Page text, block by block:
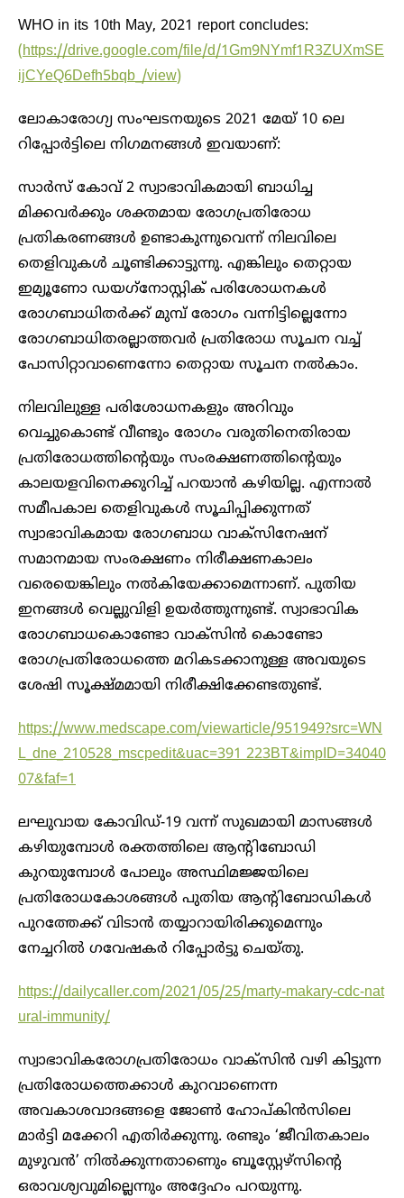
WHO in its 10th May, 2021 report concludes:
(https://drive.google.com/file/d/1Gm9NYmf1R3ZUXmSE
ijCYeQ6Defh5bqb_/view)
ലോകാരോഗ്യ സംഘടനയുടെ 2021 മേയ് 10 ലെ
റിപ്പോര്‍ട്ടിലെ നിഗമനങ്ങള്‍ ഇവയാണ്:
സാര്‍സ് കോവ് 2 സ്വാഭാവികമായി ബാധിച്ച
മിക്കവര്‍ക്കും ശക്തമായ രോഗപ്രതിരോധ
പ്രതികരണങ്ങള്‍ ഉണ്ടാകുന്നുവെന്ന് നിലവിലെ
തെളിവുകള്‍ ചൂണ്ടിക്കാട്ടുന്നു. എങ്കിലും തെറ്റായ
ഇമ്യൂണോ ഡയഗ്‌നോസ്റ്റിക് പരിശോധനകള്‍
രോഗബാധിതര്‍ക്ക് മുമ്പ് രോഗം വന്നിട്ടില്ലെന്നോ
രോഗബാധിതരല്ലാത്തവര്‍ പ്രതിരോധ സൂചന വച്ച്
പോസിറ്റാവാണെന്നോ തെറ്റായ സൂചന നല്‍കാം.
നിലവിലുള്ള പരിശോധനകളും അറിവും
വെച്ചുകൊണ്ട് വീണ്ടും രോഗം വരുതിനെതിരായ
പ്രതിരോധത്തിന്റെയും സംരക്ഷണത്തിന്റെയും
കാലയളവിനെക്കുറിച്ച് പറയാന്‍ കഴിയില്ല. എന്നാല്‍
സമീപകാല തെളിവുകള്‍ സൂചിപ്പിക്കുന്നത്
സ്വാഭാവികമായ രോഗബാധ വാക്‌സിനേഷന്
സമാനമായ സംരക്ഷണം നിരീക്ഷണകാലം
വരെയെങ്കിലും നല്‍കിയേക്കാമെന്നാണ്. പുതിയ
ഇനങ്ങള്‍ വെല്ലുവിളി ഉയര്‍ത്തുന്നുണ്ട്. സ്വാഭാവിക
രോഗബാധകൊണ്ടോ വാക്‌സിന്‍ കൊണ്ടോ
രോഗപ്രതിരോധത്തെ മറികടക്കാനുള്ള അവയുടെ
ശേഷി സൂക്ഷ്മമായി നിരീക്ഷിക്കേണ്ടതുണ്ട്.
https://www.medscape.com/viewarticle/951949?src=WN
L_dne_210528_mscpedit&uac=391 223BT&impID=34040
07&faf=1
ലഘുവായ കോവിഡ്-19 വന്ന് സുഖമായി മാസങ്ങള്‍
കഴിയുമ്പോള്‍ രക്തത്തിലെ ആന്റിബോഡി
കുറയുമ്പോൾ പോലും അസ്ഥിമജ്ജയിലെ
പ്രതിരോധകോശങ്ങള്‍ പുതിയ ആന്റിബോഡികള്‍
പുറത്തേക്ക് വിടാന്‍ തയ്യാറായിരിക്കുമെന്നും
നേച്ചറില്‍ ഗവേഷകര്‍ റിപ്പോര്‍ട്ടു ചെയ്തു.
https://dailycaller.com/2021/05/25/marty-makary-cdc-nat
ural-immunity/
സ്വാഭാവികരോഗപ്രതിരോധം വാക്‌സിന്‍ വഴി കിട്ടുന്ന
പ്രതിരോധത്തെക്കാള്‍ കുറവാണെന്ന
അവകാശവാദങ്ങളെ ജോൺ ഹോപ്കിന്‍സിലെ
മാര്‍ട്ടി മക്കേറി എതിര്‍ക്കുന്നു. രണ്ടും ‘ജീവിതകാലം
മുഴുവന്‍’ നില്‍ക്കുന്നതാണെും ബൂസ്റ്റേഴ്‌സിന്റെ
ഒരാവശ്യവുമില്ലെന്നും അദ്ദേഹം പറയുന്നു.